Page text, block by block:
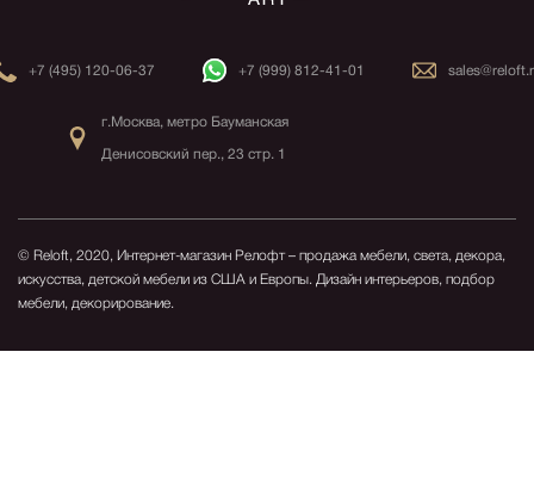
+7 (495) 120-06-37 +7 (999) 812-41-01
г.Москва, метро Бауманская
Денисовский пер., 23 стр. 1
© Reloft, 2020, Интернет-магазин Релофт – продажа мебели, света, декора,
искусства, детской мебели из США и Европы. Дизайн интерьеров, подбор
мебели, декорирование.